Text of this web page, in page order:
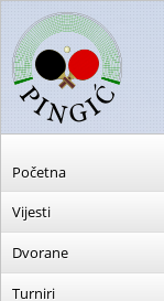
Početna
Vijesti
Dvorane
Turniri